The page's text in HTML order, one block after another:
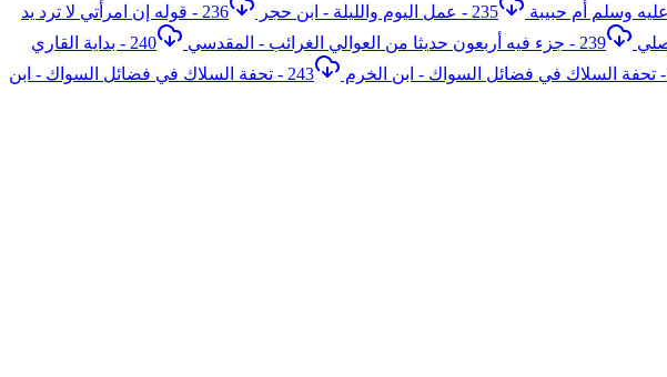
235 - عمل اليوم والليلة - ابن حجر
236 - قوله إن امرأتي لا ترد يد
239 - جزء فيه أربعون حديثا من العوالي الغرائب - المقدسي
240 - بداية القاري
243 - تحفة السلاك في فضائل السواك - ابن